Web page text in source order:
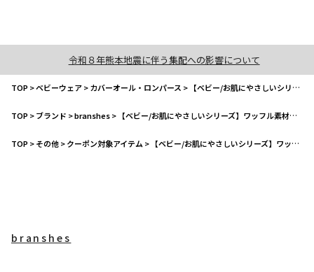
令和８年熊本地震に伴う集配への影響について
TOP>ベビーウェア>カバーオール・ロンパース > 【ベビー/お肌にやさしいシリーズ】ワッフル素材の前開きカバーオール
TOP>ブランド >branshes> 【ベビー/お肌にやさしいシリーズ】ワッフル素材の前開きカバーオール
TOP>その他>クーポン対象アイテム > 【ベビー/お肌にやさしいシリーズ】ワッフル素材の前開きカバーオール
branshes